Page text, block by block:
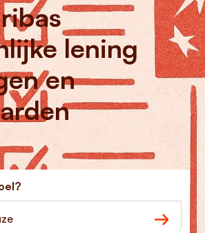
lening
en